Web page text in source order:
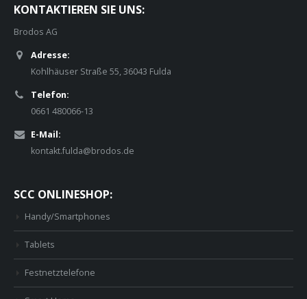
KONTAKTIEREN SIE UNS:
Brodos AG
Adresse:
Kohlhäuser Straße 55, 36043 Fulda
Telefon:
0661 480066-13
E-Mail:
kontakt.fulda@brodos.de
SCC ONLINESHOP:
Handy/Smartphones
Tablets
Festnetztelefone